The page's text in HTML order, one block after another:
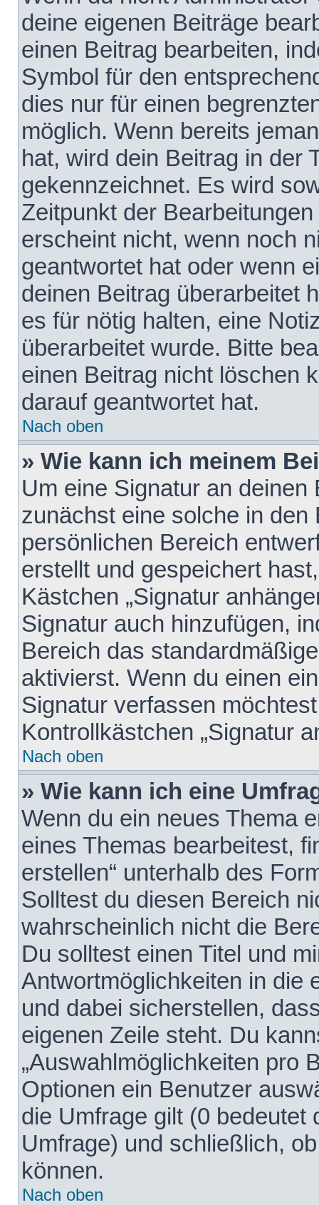
deine eigenen Beiträge
einen Beitrag bearbeiten,
Symbol für den
dies nur für einen
möglich. Wenn bereits
hat, wird dein Beitrag in der
gekennzeichnet. Es wird
Zeitpunkt der
erscheint nicht, wenn noch
geantwortet hat oder wenn
deinen Beitrag überarbeitet
es für nötig halten, eine
überarbeitet wurde. Bitte
einen Beitrag nicht löschen
darauf geantwortet hat.
Nach oben
» Wie kann ich meinem
Um eine Signatur an
zunächst eine solche in den
persönlichen Bereich
erstellt und gespeichert
Kästchen „Signatur
Signatur auch hinzufügen,
Bereich das
aktivierst. Wenn du einen
Signatur verfassen
Kontrollkästchen „Signatur
Nach oben
» Wie kann ich eine
Wenn du ein neues Thema
eines Themas bearbeitest,
erstellen“ unterhalb des
Solltest du diesen Bereich
wahrscheinlich nicht die
Du solltest einen Titel und
Antwortmöglichkeiten in die
und dabei sicherstellen,
eigenen Zeile steht. Du
„Auswahlmöglichkeiten pro
Optionen ein Benutzer
die Umfrage gilt (0 bedeutet
Umfrage) und schließlich,
können.
Nach oben